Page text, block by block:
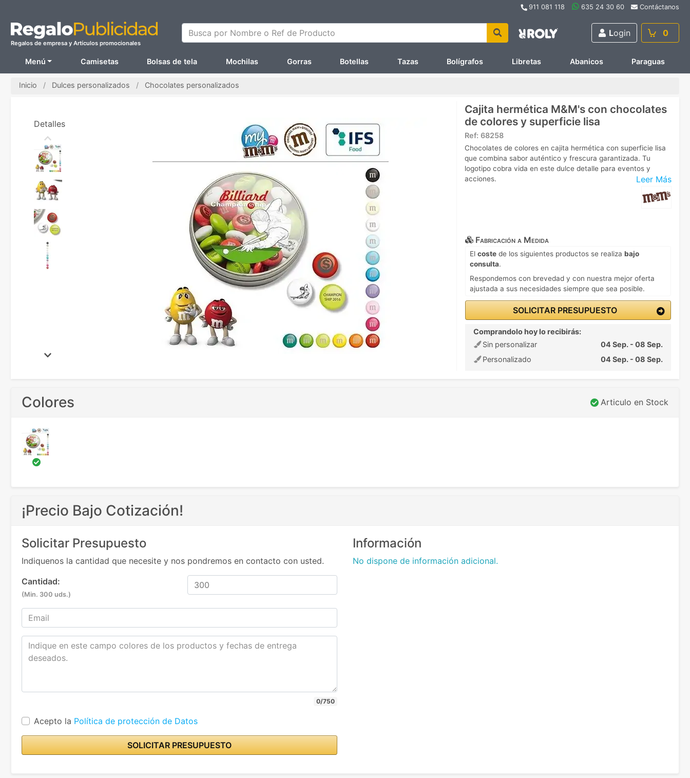
911 081 118 635 24 30 60 Contáctanos
Regalos de empresa y Artículos promocionales
Busca por Nombre o Ref de Producto Login 0
Menú Camisetas Bolsas de tela Mochilas Gorras Botellas Tazas Bolígrafos Libretas Abanicos Paraguas
Inicio Dulces personalizados Chocolates personalizados
Cajita hermética M&M's con chocolates
de colores y superficie lisa
Ref: 68258
Leer Más
Chocolates de colores en cajita hermética con superficie lisa
que combina sabor auténtico y frescura garantizada. Tu
logotipo cobra vida en este dulce detalle para eventos y
acciones.
Fabricación a Medida
El coste de los siguientes productos se realiza bajo
consulta.
Respondemos con brevedad y con nuestra mejor oferta
ajustada a sus necesidades siempre que sea posible.
SOLICITAR PRESUPUESTO
Comprandolo hoy lo recibirás:
Sin personalizar
04 Sep. - 08 Sep.
Personalizado
04 Sep. - 08 Sep.
Detalles
Colores Articulo en Stock
¡Precio Bajo Cotización!
Solicitar Presupuesto
Indiquenos la cantidad que necesite y nos pondremos en contacto con usted.
Cantidad:
(Min. 300 uds.)
0/750
Acepto la Política de protección de Datos
SOLICITAR PRESUPUESTO
Información
No dispone de información adicional.